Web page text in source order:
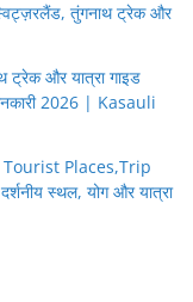
स्विट्ज़रलैंड, तुंगनाथ ट्रेक और
ट्रेक और यात्रा गाइड
2026 | Kasauli
Places,Trip
स्थल, योग और यात्रा